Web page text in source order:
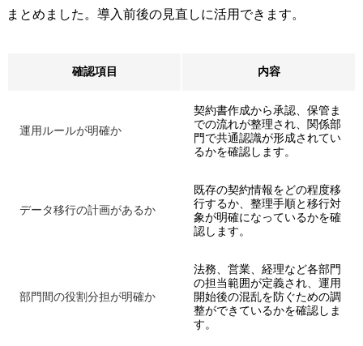
まとめました。導入前後の見直しに活用できます。
確認項目 内容
運用ルールが明確か
契約書作成から承認、保管ま
での流れが整理され、関係部
門で共通認識が形成されてい
るかを確認します。
データ移行の計画があるか
既存の契約情報をどの程度移
行するか、整理手順と移行対
象が明確になっているかを確
認します。
部門間の役割分担が明確か
法務、営業、経理など各部門
の担当範囲が定義され、運用
開始後の混乱を防ぐための調
整ができているかを確認しま
す。